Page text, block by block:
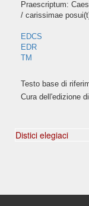
Praescriptum:
/ carissimae
EDCS
EDR
TM
Testo base di
Cura dell'edizione
Distici elegiaci